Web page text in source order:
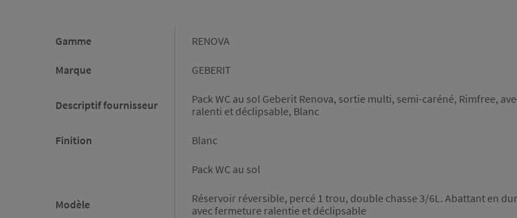
Gamme RENOVA
Marque GEBERIT
Descriptif fournisseur
Pack WC au sol Geberit Renova, sortie multi, semi-caréné, Rimfree,
ralenti et déclipsable, Blanc
Finition Blanc
Pack WC au sol
Modèle
Réservoir réversible, percé 1 trou, double chasse 3/6L. Abattant en
avec fermeture ralentie et déclipsable